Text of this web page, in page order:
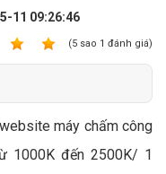
11 09:26:46
(5 sao 1 đánh giá)
máy chấm công
1000K đến 2500K/ 1